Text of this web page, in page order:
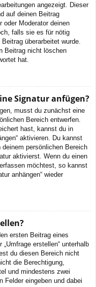
angezeigt. Dieser
auf deinen Beitrag
oder Moderator deinen
falls sie es für nötig
überarbeitet wurde.
Beitrag nicht löschen
hat.
Signatur anfügen?
musst du zunächst eine
Bereich entwerfen.
hast, kannst du in
aktivieren. Du kannst
persönlichen Bereich
aktivierst. Wenn du einen
möchtest, so kannst
anhängen“ wieder
ersten Beitrag eines
erstellen“ unterhalb
du diesen Bereich nicht
die Berechtigung,
und mindestens zwei
Felder eingeben und dabei